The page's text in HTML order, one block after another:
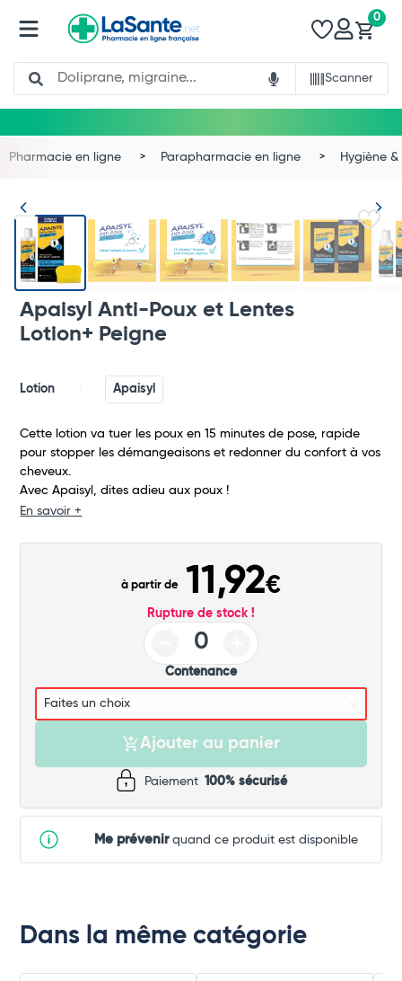
Search
Scanner
0
Commander
Pharmacie en ligne Parapharmacie en ligne Hygiène
Apaisyl Anti-Poux et Lentes
Lotion+ Peigne
Lotion Apaisyl
Cette lotion va tuer les poux en 15 minutes de pose, rapide
pour stopper les démangeaisons et redonner du confort à vos
cheveux.
Avec Apaisyl, dites adieu aux poux !
En savoir +
à partir de 11,92€
Rupture de stock !
Contenance
Ajouter au panier
Paiement 100% sécurisé
Me prévenirquand ce produit est disponible
Dans la même catégorie